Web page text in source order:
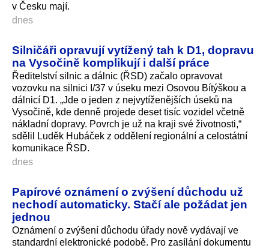
v Česku mají.
dnes
Silničáři opravují vytížený tah k D1, dopravu
na Vysočině komplikují i další práce
Ředitelství silnic a dálnic (ŘSD) začalo opravovat
vozovku na silnici I/37 v úseku mezi Osovou Bítýškou a
dálnicí D1. „Jde o jeden z nejvytíženějších úseků na
Vysočině, kde denně projede deset tisíc vozidel včetně
nákladní dopravy. Povrch je už na kraji své životnosti,“
sdělil Luděk Hubáček z oddělení regionální a celostátní
komunikace ŘSD.
dnes
Papírové oznámení o zvýšení důchodu už
nechodí automaticky. Stačí ale požádat jen
jednou
Oznámení o zvýšení důchodu úřady nově vydávají ve
standardní elektronické podobě. Pro zasílání dokumentu